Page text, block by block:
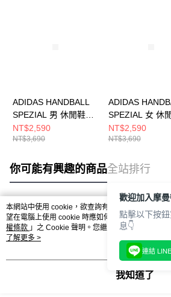
ADIDAS HANDBALL
SPEZIAL 男 休閒鞋
JQ8297
NT$2,590
NT$3,690
ADIDAS
SPEZIAL 女 休
KJ6305
NT$2,590
NT$3,690
你可能有興趣的商品全站排行
熱門標籤
本網站中使用 cookie，欲查詢有關本網站使用
望在電腦上使用 cookie 時應如何變更電腦的
權條款 」之 Cookie 聲明。您繼續使用本網站即表
用條款之 Cookie 聲明使用 cookie。
了解更多 >
我知道了
歡迎加入摩
點擊以下按
息👇
連結